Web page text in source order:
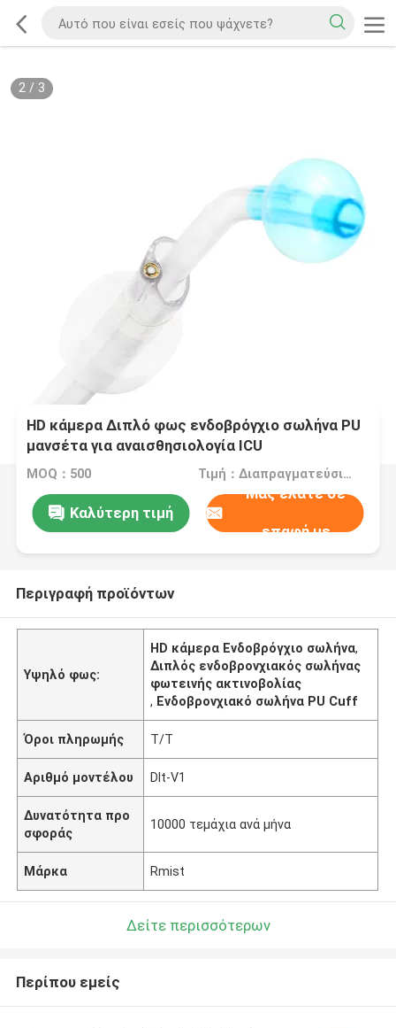
2/ 3
HD κάμερα Διπλό φως ενδοβρόγχιο σωλήνα PU
μανσέτα για αναισθησιολογία ICU
MOQ：500 Τιμή：Διαπραγματεύσιμα
Καλύτερη τιμή
Μας ελάτε σε
επαφή με
Περιγραφή προϊόντων
Υψηλό φως:
HD κάμερα Ενδοβρόγχιο σωλήνα,
Διπλός ενδοβρονχιακός σωλήνας
φωτεινής ακτινοβολίας
, Ενδοβρονχιακό σωλήνα PU Cuff
Όροι πληρωμής Τ/Τ
Αριθμό μοντέλου Dlt-V1
Δυνατότητα προ
σφοράς
10000 τεμάχια ανά μήνα
Μάρκα Rmist
Δείτε περισσότερων
Περίπου εμείς